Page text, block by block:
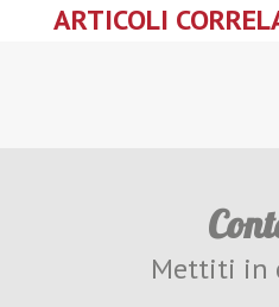
ARTICOLI
Mettiti in